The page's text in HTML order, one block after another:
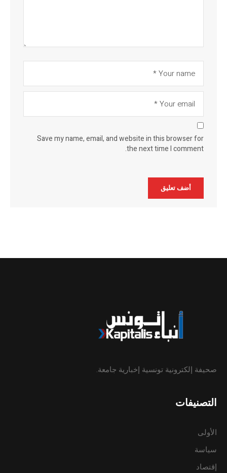
Save my name, email, and website in this browser for
the next time I comment.
صحيفة إلكترونية تونسية إخبارية جامعة.
التصنيفات
الأولى
سياسة
إقتصاد